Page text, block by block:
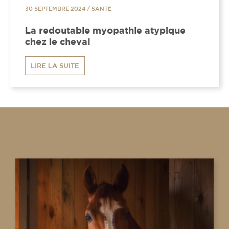
30 SEPTEMBRE 2024 /SANTÉ
La redoutable myopathie atypique
chez le cheval
LIRE LA SUITE